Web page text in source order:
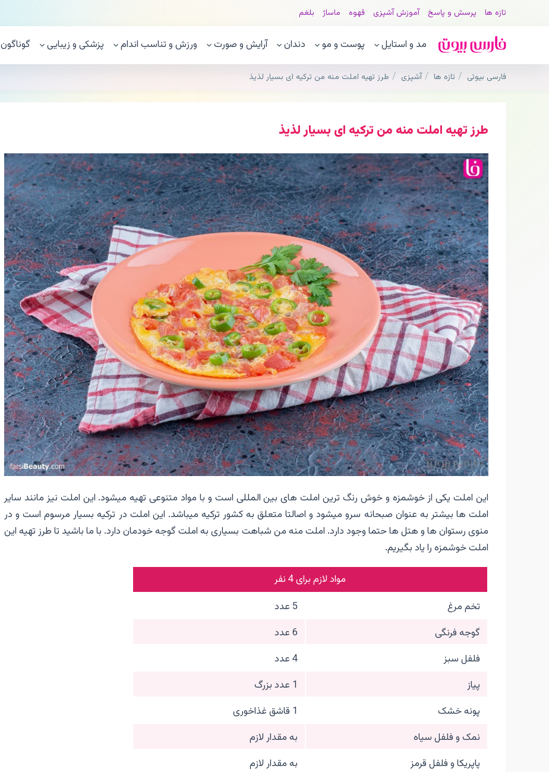
تازه ها پرسش و پاسخ آموزش آشپزی قهوه ماساژ بلغم
مد و استایل پوست و مو دندان آرایش و صورت ورزش و تناسب اندام پزشکی و زیبایی گوناگون
فارسی بیوتی تازه ها آشپزی طرز تهیه املت منه من ترکیه ای بسیار لذیذ
طرز تهیه املت منه من ترکیه ای بسیار لذیذ
این املت یکی از خوشمزه و خوش رنگ ترین املت های بین المللی است و با مواد متنوعی تهیه میشود. این املت نیز مانند سایر
املت ها بیشتر به عنوان صبحانه سرو میشود و اصالتا متعلق به کشور ترکیه میباشد. این املت در ترکیه بسیار مرسوم است و در
منوی رستوان ها و هتل ها حتما وجود دارد. املت منه من شباهت بسیاری به املت گوجه خودمان دارد. با ما باشید تا طرز تهیه این
املت خوشمزه را یاد بگیریم.
مواد لازم برای 4 نفر
تخم مرغ
5 عدد
گوجه فرنگی
6 عدد
فلفل سبز
4 عدد
پیاز
1 عدد بزرگ
پونه خشک
1 قاشق غذاخوری
نمک و فلفل سیاه
به مقدار لازم
پاپریکا و فلفل قرمز
به مقدار لازم